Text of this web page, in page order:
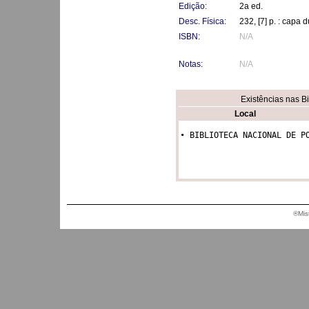
Edição:
2a ed.
Desc. Física:
232, [7] p. : capa
ISBN:
N/A
Notas: N/A
Existências nas
Local
• BIBLIOTECA NACIONAL